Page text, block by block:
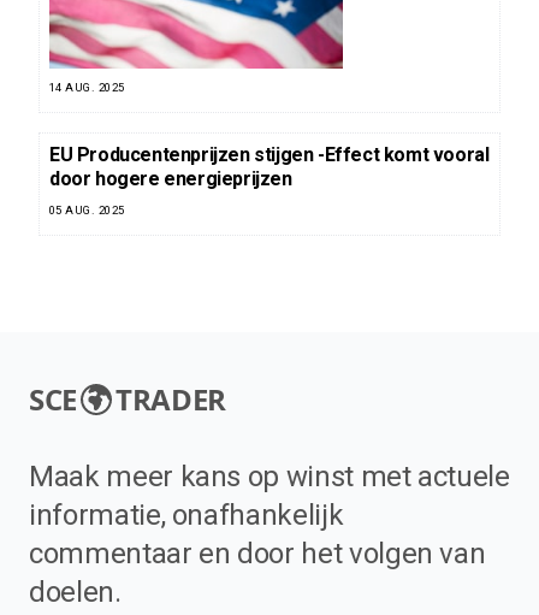
14 AUG. 2025
EU Producentenprijzen stijgen -Effect komt vooral
door hogere energieprijzen
05 AUG. 2025
SCE TRADER
Maak meer kans op winst met actuele
informatie, onafhankelijk
commentaar en door het volgen van
doelen.